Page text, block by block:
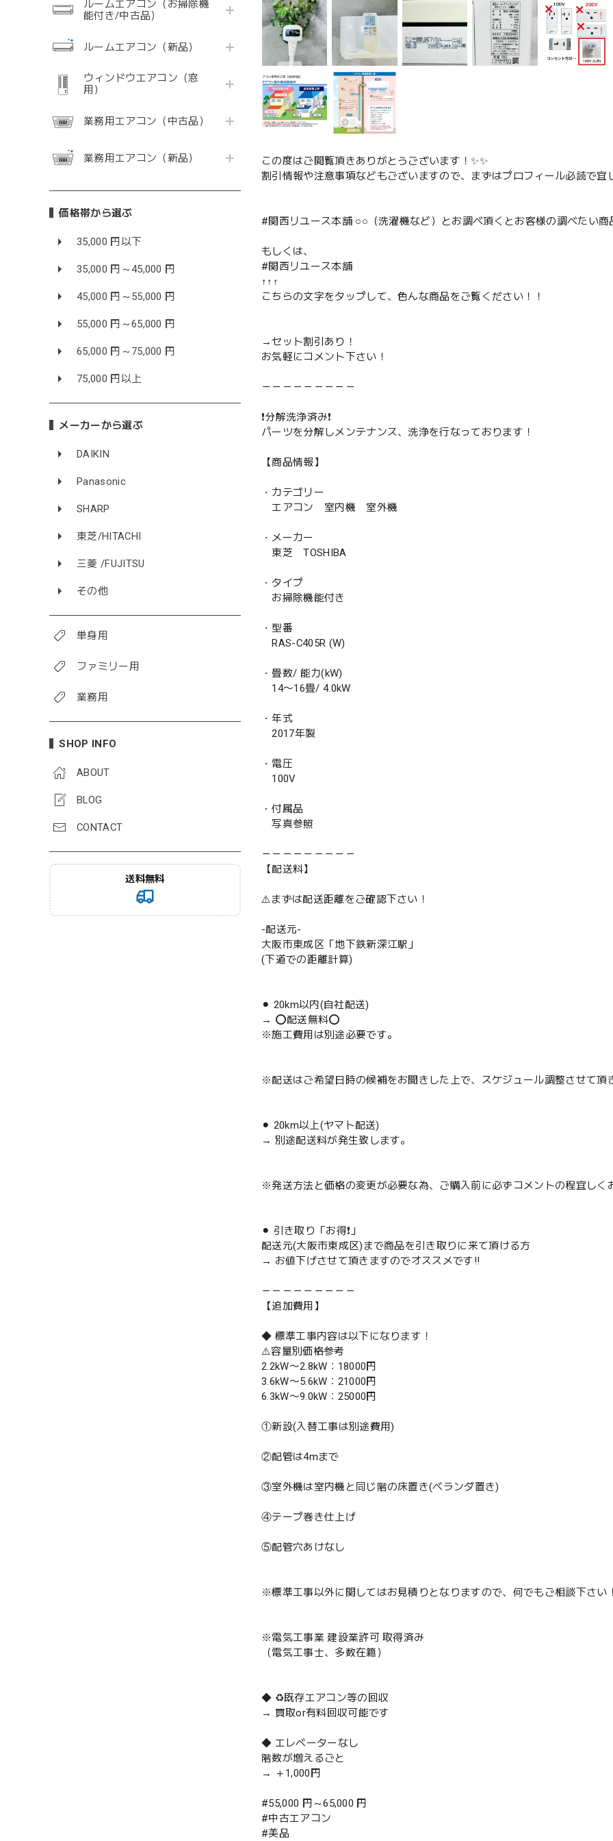
ルームエアコン（お掃除機
能付き/中古品）
ルームエアコン（新品）
ウィンドウエアコン（窓
用）
業務用エアコン（中古品）
業務用エアコン（新品）
価格帯から選ぶ
35,000 円以下
35,000 円～45,000 円
45,000 円～55,000 円
55,000 円～65,000 円
65,000 円～75,000 円
75,000 円以上
メーカーから選ぶ
DAIKIN
Panasonic
SHARP
東芝/HITACHI
三菱 /FUJITSU
その他
単身用
ファミリー用
業務用
SHOP INFO
ABOUT
BLOG
CONTACT
送料無料
この度はご閲覧頂きありがとうございます！✨✨
割引情報や注意事項などもございますので、まずはプロフィール必読で宜
#関西リユース本舗 ○○（洗濯機など）とお調べ頂くとお客様の調べたい商
もしくは、
#関西リユース本舗
↑↑↑
こちらの文字をタップして、色んな商品をご覧ください！！
→セット割引あり！
お気軽にコメント下さい！
－－－－－－－－－
❗️分解洗浄済み❗️
パーツを分解しメンテナンス、洗浄を行なっております！
【商品情報】
・カテゴリー
エアコン 室内機 室外機
・メーカー
東芝 TOSHIBA
・タイプ
お掃除機能付き
・型番
RAS-C405R (W)
・畳数/ 能力(kW)
14〜16畳/ 4.0kW
・年式
2017年製
・電圧
100V
・付属品
写真参照
－－－－－－－－－
【配送料】
⚠️まずは配送距離をご確認下さい！
-配送元-
大阪市東成区「地下鉄新深江駅」
(下道での距離計算)
⚫︎ 20km以内(自社配送)
→ ⭕️配送無料⭕️
※施工費用は別途必要です。
※配送はご希望日時の候補をお聞きした上で、スケジュール調整させて頂
⚫︎ 20km以上(ヤマト配送)
→ 別途配送料が発生致します。
※発送方法と価格の変更が必要な為、ご購入前に必ずコメントの程宜しく
⚫︎ 引き取り「お得❗️」
配送元(大阪市東成区)まで商品を引き取りに来て頂ける方
→ お値下げさせて頂きますのでオススメです‼️
－－－－－－－－－
【追加費用】
◆ 標準工事内容は以下になります！
⚠️容量別価格参考
2.2kW〜2.8kW：18000円
3.6kW〜5.6kW：21000円
6.3kW〜9.0kW：25000円
①新設(入替工事は別途費用)
②配管は4mまで
③室外機は室内機と同じ階の床置き(ベランダ置き)
④テープ巻き仕上げ
⑤配管穴あけなし
※標準工事以外に関してはお見積りとなりますので、何でもご相談下さい！
※電気工事業 建設業許可 取得済み
（電気工事士、多数在籍）
◆ ♻️既存エアコン等の回収
→ 買取or有料回収可能です
◆ エレベーターなし
階数が増えるごと
→ ＋1,000円
#55,000 円～65,000 円
#中古エアコン
#美品